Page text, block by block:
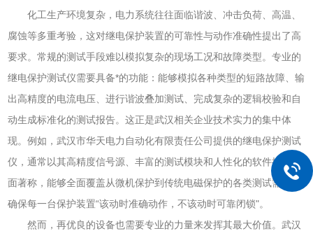
化工生产环境复杂，电力系统往往面临谐波、冲击负荷、高温、
腐蚀等多重考验，这对继电保护装置的可靠性与动作准确性提出了高
要求。常规的测试手段难以模拟复杂的现场工况和故障类型。专业的
继电保护测试仪需要具备*的功能：能够模拟各种类型的短路故障、输
出高精度的电流电压、进行谐波叠加测试、完成复杂的逻辑校验和自
动生成标准化的测试报告。这正是武汉相关企业技术实力的集中体
现。例如，武汉市华天电力自动化有限责任公司提供的继电保护测试
仪，通常以其高精度信号源、丰富的测试模块和人性化的软件操作界
面著称，能够全面覆盖从微机保护到传统电磁保护的各类测试需求，
确保每一台保护装置“该动时准确动作，不该动时可靠闭锁"。
然而，再优良的设备也需要专业的力量来发挥其最大价值。武汉